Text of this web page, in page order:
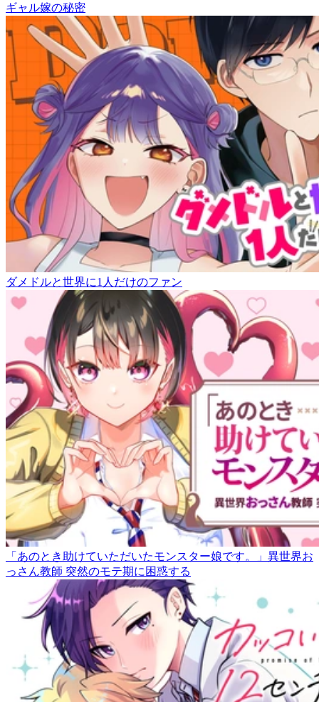
ギャル嫁の秘密
ダメドルと世界に1人だけのファン
「あのとき助けていただいたモンスター娘です。」異世界お
っさん教師 突然のモテ期に困惑する